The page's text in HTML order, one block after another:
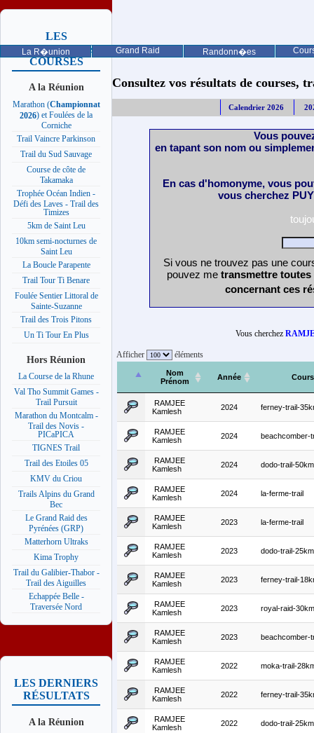
La R�union Grand Raid Randonn�es
LES
PROCHAINES
COURSES
A la Réunion
Marathon (Championnat
2026) et Foulées de la
Corniche
Trail Vaincre Parkinson
Trail du Sud Sauvage
Course de côte de
Takamaka
Trophée Océan Indien -
Défi des Laves - Trail des
Timizes
5km de Saint Leu
10km semi-nocturnes de
Saint Leu
La Boucle Parapente
Trail Tour Ti Benare
Foulée Sentier Littoral de
Sainte-Suzanne
Trail des Trois Pitons
Un Ti Tour En Plus
Hors Réunion
La Course de la Rhune
Val Tho Summit Games -
Trail Pursuit
Marathon du Montcalm -
Trail des Novis -
PICaPICA
TIGNES Trail
Trail des Etoiles 05
KMV du Criou
Trails Alpins du Grand
Bec
Le Grand Raid des
Pyrénées (GRP)
Matterhorn Ultraks
Kima Trophy
Trail du Galibier-Thabor -
Trail des Aiguilles
Echappée Belle -
Traversée Nord
LES DERNIERS
RÉSULTATS
A la Réunion
Consultez vos résultats de courses,
Calendrier 2026
Vous
en tapant son nom ou
En cas d'homonyme, vous
vous cherchez
Si vous ne trouvez pas une
pouvez me transmettre
concernant ces
Vous cherchez
Afficher éléments
Nom
Prénom
Année
RAMJEE
Kamlesh
2024 ferney-trail-
RAMJEE
Kamlesh
2024 beachcomber-
RAMJEE
Kamlesh
2024 dodo-trail-50km
RAMJEE
Kamlesh
2024 la-ferme-trail
RAMJEE
Kamlesh
2023 la-ferme-trail
RAMJEE
Kamlesh
2023 dodo-trail-25km
RAMJEE
Kamlesh
2023 ferney-trail-
RAMJEE
Kamlesh
2023 royal-raid-30km
RAMJEE
Kamlesh
2023 beachcomber-
RAMJEE
Kamlesh
2022 moka-trail-
RAMJEE
Kamlesh
2022 ferney-trail-
RAMJEE
Kamlesh
2022 dodo-trail-25km